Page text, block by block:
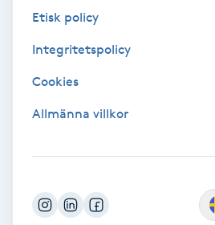
Hårförlängning
Hårvård
Hälsa
Idrottsmassage
Etisk policy
Integritetspolicy
Cookies
Allmänna villkor